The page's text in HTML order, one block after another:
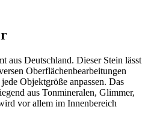
aus Deutschland. Dieser Stein lässt
Oberflächenbearbeitungen
Objektgröße anpassen. Das
aus Tonmineralen, Glimmer,
vor allem im Innenbereich